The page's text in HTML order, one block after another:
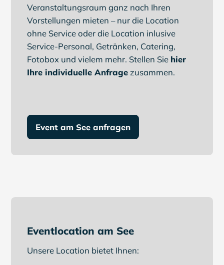
Veranstaltungsraum ganz nach Ihren
Vorstellungen mieten – nur die Location
ohne Service oder die Location inlusive
Service-Personal, Getränken, Catering,
Fotobox und vielem mehr. Stellen Sie hier
Ihre individuelle Anfragezusammen.
Event am See anfragen
Eventlocation am See
Unsere Location bietet Ihnen: